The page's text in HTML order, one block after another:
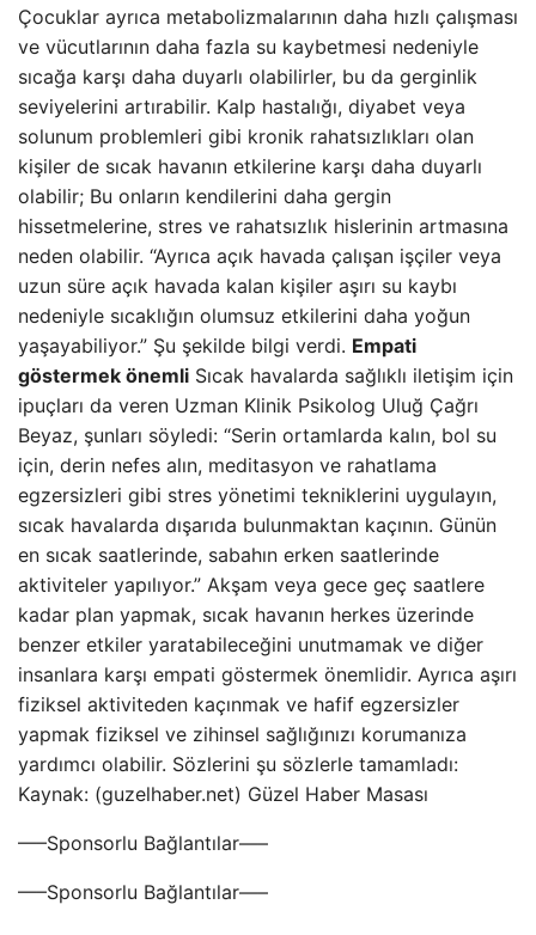
Çocuklar ayrıca metabolizmalarının daha hızlı çalışması
ve vücutlarının daha fazla su kaybetmesi nedeniyle
sıcağa karşı daha duyarlı olabilirler, bu da gerginlik
seviyelerini artırabilir. Kalp hastalığı, diyabet veya
solunum problemleri gibi kronik rahatsızlıkları olan
kişiler de sıcak havanın etkilerine karşı daha duyarlı
olabilir; Bu onların kendilerini daha gergin
hissetmelerine, stres ve rahatsızlık hislerinin artmasına
neden olabilir. “Ayrıca açık havada çalışan işçiler veya
uzun süre açık havada kalan kişiler aşırı su kaybı
nedeniyle sıcaklığın olumsuz etkilerini daha yoğun
yaşayabiliyor.” Şu şekilde bilgi verdi. Empati
göstermek önemli Sıcak havalarda sağlıklı iletişim için
ipuçları da veren Uzman Klinik Psikolog Uluğ Çağrı
Beyaz, şunları söyledi: “Serin ortamlarda kalın, bol su
için, derin nefes alın, meditasyon ve rahatlama
egzersizleri gibi stres yönetimi tekniklerini uygulayın,
sıcak havalarda dışarıda bulunmaktan kaçının. Günün
en sıcak saatlerinde, sabahın erken saatlerinde
aktiviteler yapılıyor.” Akşam veya gece geç saatlere
kadar plan yapmak, sıcak havanın herkes üzerinde
benzer etkiler yaratabileceğini unutmamak ve diğer
insanlara karşı empati göstermek önemlidir. Ayrıca aşırı
fiziksel aktiviteden kaçınmak ve hafif egzersizler
yapmak fiziksel ve zihinsel sağlığınızı korumanıza
yardımcı olabilir. Sözlerini şu sözlerle tamamladı:
Kaynak: (guzelhaber.net) Güzel Haber Masası
—–Sponsorlu Bağlantılar—–
—–Sponsorlu Bağlantılar—–